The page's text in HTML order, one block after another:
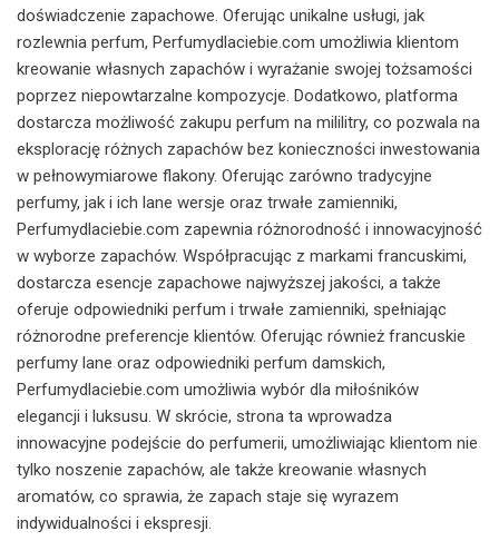
doświadczenie zapachowe. Oferując unikalne usługi, jak
rozlewnia perfum, Perfumydlaciebie.com umożliwia klientom
kreowanie własnych zapachów i wyrażanie swojej tożsamości
poprzez niepowtarzalne kompozycje. Dodatkowo, platforma
dostarcza możliwość zakupu perfum na mililitry, co pozwala na
eksplorację różnych zapachów bez konieczności inwestowania
w pełnowymiarowe flakony. Oferując zarówno tradycyjne
perfumy, jak i ich lane wersje oraz trwałe zamienniki,
Perfumydlaciebie.com zapewnia różnorodność i innowacyjność
w wyborze zapachów. Współpracując z markami francuskimi,
dostarcza esencje zapachowe najwyższej jakości, a także
oferuje odpowiedniki perfum i trwałe zamienniki, spełniając
różnorodne preferencje klientów. Oferując również francuskie
perfumy lane oraz odpowiedniki perfum damskich,
Perfumydlaciebie.com umożliwia wybór dla miłośników
elegancji i luksusu. W skrócie, strona ta wprowadza
innowacyjne podejście do perfumerii, umożliwiając klientom nie
tylko noszenie zapachów, ale także kreowanie własnych
aromatów, co sprawia, że zapach staje się wyrazem
indywidualności i ekspresji.